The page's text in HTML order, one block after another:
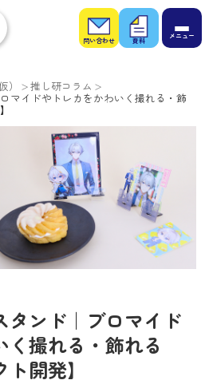
お問
い合
わせ
お役
立ち
資料
推し研コラム
マイドやトレカをかわいく撮れる・飾
タンド｜ブロマイド
撮れる・飾れる
開発】